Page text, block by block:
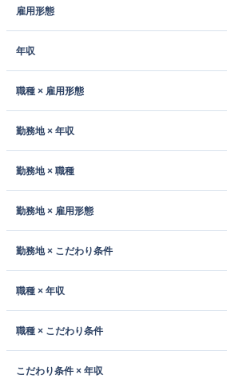
雇用形態
年収
職種 × 雇用形態
勤務地 × 年収
勤務地 × 職種
勤務地 × 雇用形態
勤務地 × こだわり条件
職種 × 年収
職種 × こだわり条件
こだわり条件 × 年収